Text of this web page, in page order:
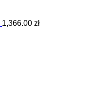
1,366.00 zł